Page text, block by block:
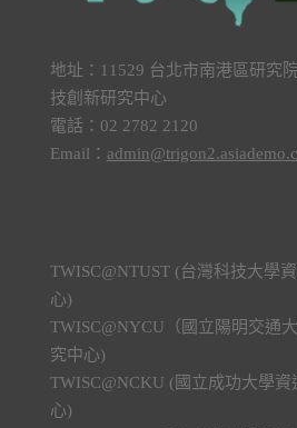
地址：11529 台北市南港區研究
技創新研究中心
電話：02 2782 2120
Email：
TWISC@NTUST (台灣科技大學
心)
TWISC@NYCU（國立陽明交通
究中心)
TWISC@NCKU (國立成功大學
心)